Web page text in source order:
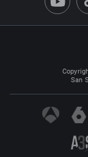
San